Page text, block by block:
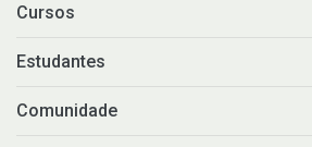
Cursos
Estudantes
Comunidade